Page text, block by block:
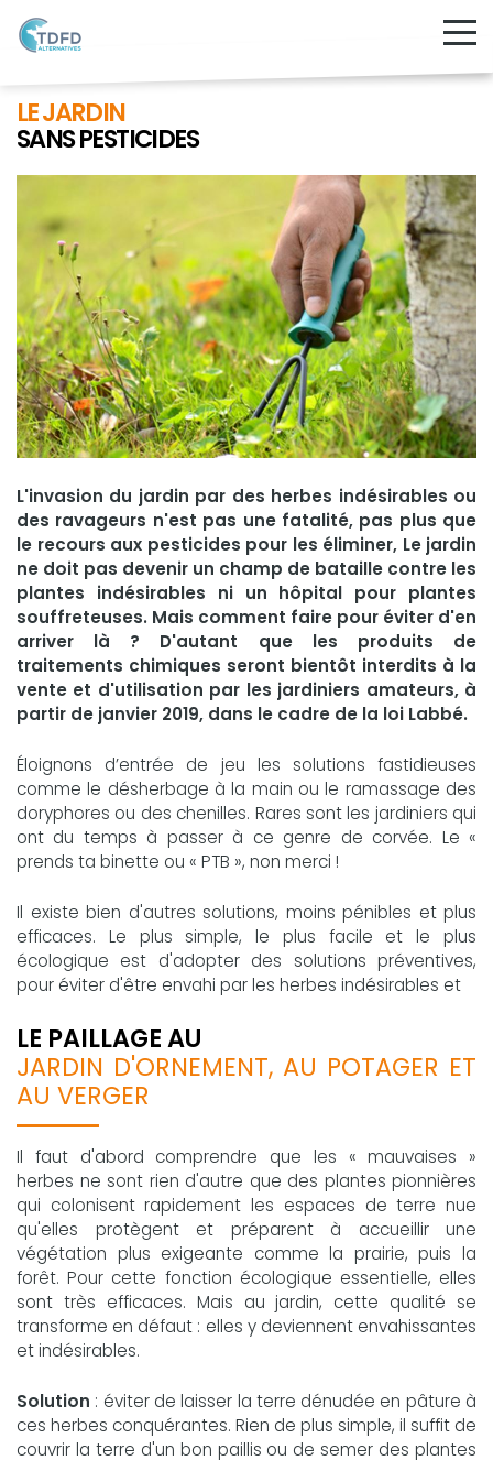
LE JARDIN
SANS PESTICIDES
L'invasion du jardin par des herbes indésirables ou
des ravageurs n'est pas une fatalité, pas plus que
le recours aux pesticides pour les éliminer, Le jardin
ne doit pas devenir un champ de bataille contre les
plantes indésirables ni un hôpital pour plantes
souffreteuses. Mais comment faire pour éviter d'en
arriver là ? D'autant que les produits de
traitements chimiques seront bientôt interdits à la
vente et d'utilisation par les jardiniers amateurs, à
partir de janvier 2019, dans le cadre de la loi Labbé.
Éloignons d’entrée de jeu les solutions fastidieuses
comme le désherbage à la main ou le ramassage des
doryphores ou des chenilles. Rares sont les jardiniers qui
ont du temps à passer à ce genre de corvée. Le «
prends ta binette ou « PTB », non merci !
Il existe bien d'autres solutions, moins pénibles et plus
efficaces. Le plus simple, le plus facile et le plus
écologique est d'adopter des solutions préventives,
pour éviter d'être envahi par les herbes indésirables et
LE PAILLAGE AU
JARDIN D'ORNEMENT, AU POTAGER ET
AU VERGER
Il faut d'abord comprendre que les « mauvaises »
herbes ne sont rien d'autre que des plantes pionnières
qui colonisent rapidement les espaces de terre nue
qu'elles protègent et préparent à accueillir une
végétation plus exigeante comme la prairie, puis la
forêt. Pour cette fonction écologique essentielle, elles
sont très efficaces. Mais au jardin, cette qualité se
transforme en défaut : elles y deviennent envahissantes
et indésirables.
Solution : éviter de laisser la terre dénudée en pâture à
ces herbes conquérantes. Rien de plus simple, il suffit de
couvrir la terre d'un bon paillis ou de semer des plantes